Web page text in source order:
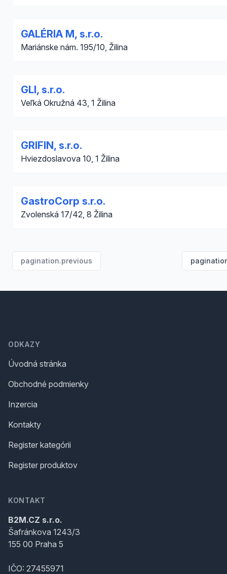
GALÉRIA M, s.r.o.
Mariánske nám. 195/10, Žilina
GLI, s.r.o.
Veľká Okružná 43, 1 Žilina
GRIFIN, s.r.o.
Hviezdoslavova 10, 1 Žilina
GastroCorp s.r.o.
Zvolenská 17/42, 8 Žilina
pagination.previous
ODKAZY
Úvodná stránka
Obchodné podmienky
Inzercia
Kontakty
Register kategórii
Register produktov
KONTAKT
B2M.CZ s.r.o.
Šafránkova 1243/3
155 00 Praha 5
IČO: 27455971